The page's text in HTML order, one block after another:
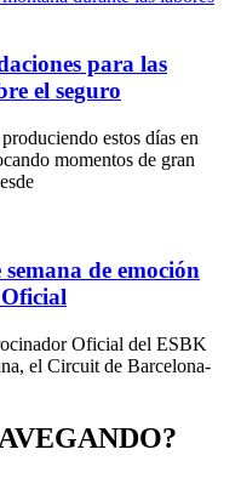
para las
el seguro
estos días en
momentos de gran
de emoción
Oficial del ESBK
el Circuit de Barcelona-